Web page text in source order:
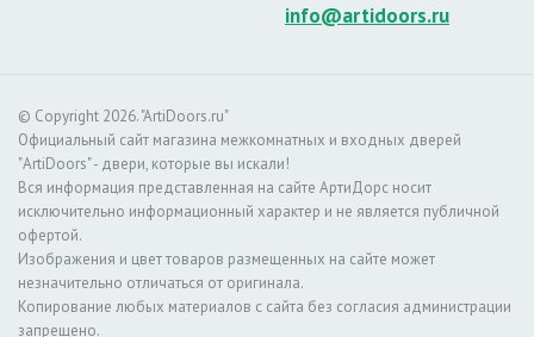
орех и его рисунок впишутся в классический
дизайн. Данный цвет великолепно сочетается с
мягкими коврами, качественным тюлем и
тяжелыми шторами.
бежевыми или полосатыми обоями, декоративной
штукатуркой в персиковых тонах. Подчеркнуть
богатство рисунка натуральной древесины можно
info@artidoors.ru
© Copyright 2026. "ArtiDoors.ru"
Официальный сайт магазина межкомнатных и входных дверей
"ArtiDoors" - двери, которые вы искали!
Вся информация представленная на сайте АртиДорс носит
исключительно информационный характер и не является публичной
офертой.
Изображения и цвет товаров размещенных на сайте может
незначительно отличаться от оригинала.
Копирование любых материалов с сайта без согласия администрации
запрещено.